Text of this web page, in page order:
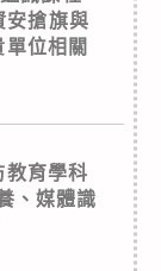
搶旗與
位相關
教育學科
、媒體識